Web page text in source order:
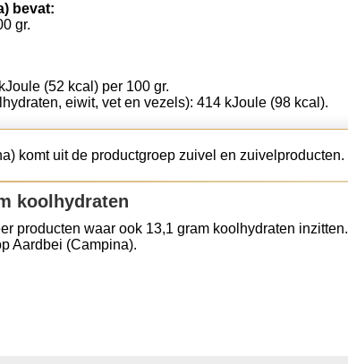
bevat:
gr.
(52 kcal) per 100 gr.
eiwit, vet en vezels): 414 kJoule (98 kcal).
komt uit de productgroep zuivel en zuivelproducten.
koolhydraten
producten waar ook 13,1 gram koolhydraten
Aardbei (Campina).